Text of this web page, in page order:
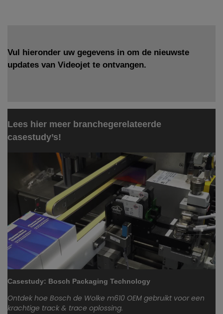
Vul hieronder uw gegevens in om de nieuwste
updates van Videojet te ontvangen.
Lees hier meer branchegerelateerde
casestudy’s!
Casestudy: Bosch Packaging Technology
Ontdek hoe Bosch de Wolke m610 OEM gebruikt voor een
krachtige track & trace oplossing.